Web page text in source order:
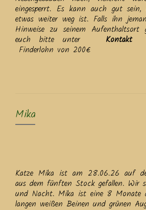
eingesperrt. Es kann auch gut sein,
etwas weiter weg ist. Falls ihn
Hinweise zu seinem Aufenthaltsort
euch bitte unter Kontakt
Finderlohn von 200€
Mika
Katze Mika ist am 28.06.26 auf
aus dem fünften Stock gefallen. Wir
und Nacht. Mika ist eine 8 Monate
langen weißen Beinen und grünen